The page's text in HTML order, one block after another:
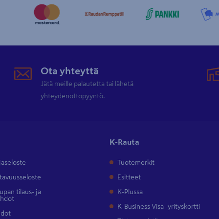
Ota yhteyttä
Jätä meille palautetta tai lähetä
yhteydenottopyyntö.
tilaus- ja
K-Rauta
Tuotemerkit
Esitteet
K-Plussa
K-Business Visa -yrityskortti